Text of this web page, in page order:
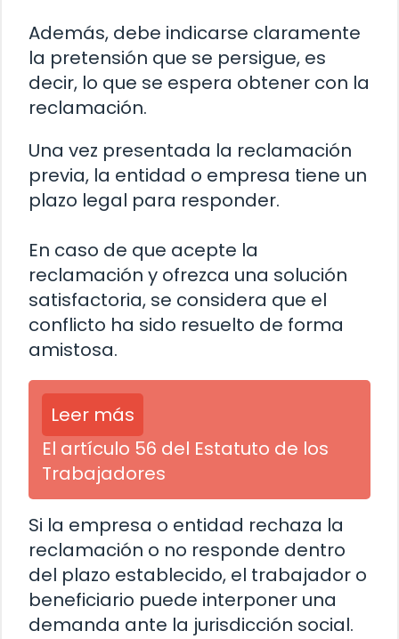
Además, debe indicarse claramente
la pretensión que se persigue, es
decir, lo que se espera obtener con la
reclamación.
Una vez presentada la reclamación
previa, la entidad o empresa tiene un
plazo legal para responder.
En caso de que acepte la
reclamación y ofrezca una solución
satisfactoria, se considera que el
conflicto ha sido resuelto de forma
amistosa.
Leer más
El artículo 56 del Estatuto de los
Trabajadores
Si la empresa o entidad rechaza la
reclamación o no responde dentro
del plazo establecido, el trabajador o
beneficiario puede interponer una
demanda ante la jurisdicción social.